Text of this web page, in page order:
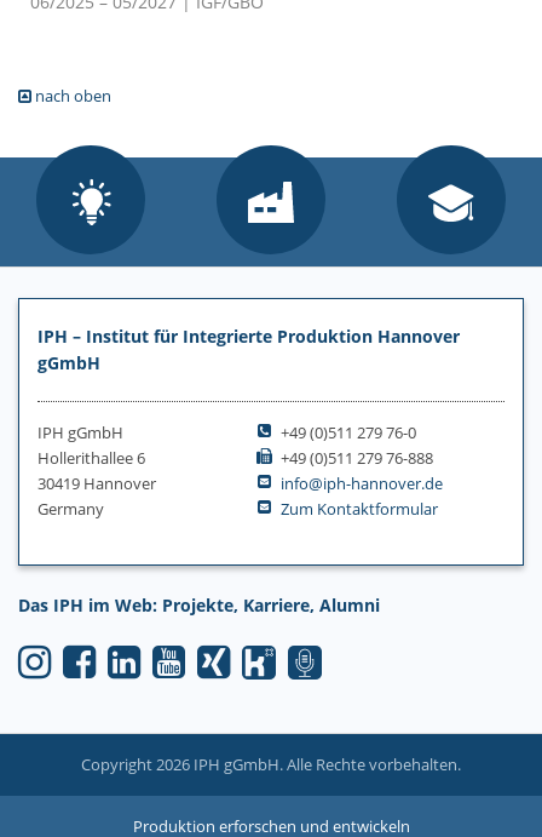
nach oben
IPH – Institut für Integrierte Produktion Hannover
gGmbH
IPH gGmbH
Hollerithallee 6
30419 Hannover
Germany
+49 (0)511 279 76-0
+49 (0)511 279 76-888
info@iph-hannover.de
Zum Kontaktformular
Das IPH im Web: Projekte, Karriere, Alumni
Copyright 2026 IPH gGmbH. Alle Rechte vorbehalten.
Produktion erforschen und entwickeln